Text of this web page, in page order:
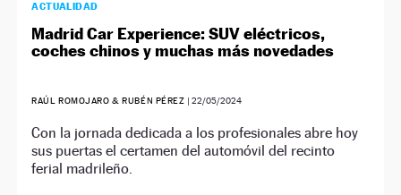
ACTUALIDAD
Madrid Car Experience: SUV eléctricos,
coches chinos y muchas más novedades
RAÚL ROMOJARO & RUBÉN PÉREZ |22/05/2024
Con la jornada dedicada a los profesionales abre hoy
sus puertas el certamen del automóvil del recinto
ferial madrileño.